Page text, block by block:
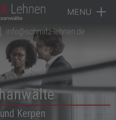
info@schmitz-lehnen.de
MENU
Kerpen